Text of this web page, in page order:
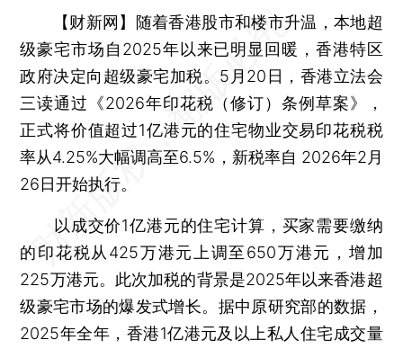
【财新网】 随着香港股市和楼市升温，本地超
级豪宅市场自2025年以来已明显回暖，香港特区
政府决定向超级豪宅加税。5月20日，香港立法会
三读通过《2026年印花税（修订）条例草案》，
正式将价值超过1亿港元的住宅物业交易印花税税
率从4.25%大幅调高至6.5%，新税率自 2026年2月
26日开始执行。
以成交价1亿港元的住宅计算，买家需要缴纳
的印花税从425万港元上调至650万港元，增加
225万港元。此次加税的背景是2025年以来香港超
级豪宅市场的爆发式增长。据中原研究部的数据，
2025年全年，香港1亿港元及以上私人住宅成交量